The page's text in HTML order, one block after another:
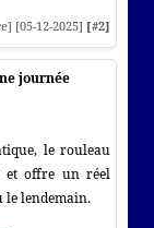
[05-12-2025] [#2]
journée
le rouleau
et offre un réel
lendemain.